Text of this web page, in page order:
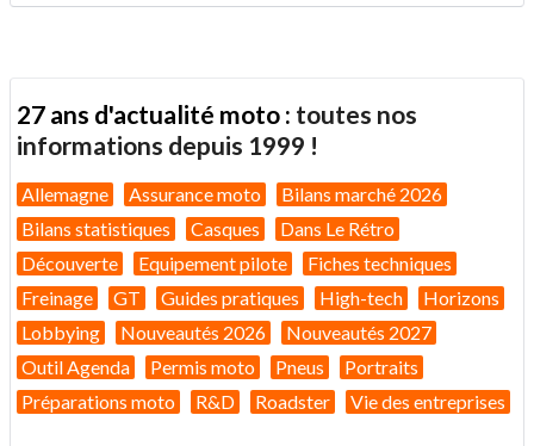
27 ans d'actualité moto : toutes nos
informations depuis 1999 !
Allemagne Assurance moto
Bilans marché 2026
Bilans statistiques
Casques
Dans Le Rétro
Découverte
Equipement pilote
Fiches techniques
Freinage
GT Guides pratiques High-tech
Horizons
Lobbying
Nouveautés 2026
Nouveautés 2027
Outil Agenda
Permis moto Pneus
Portraits
Préparations moto
R&D Roadster Vie des entreprises